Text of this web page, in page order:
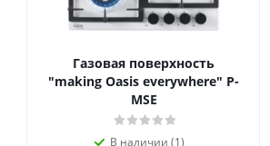
Газовая поверхность
"making Oasis everywhere" P-
MSE
В наличии (1)